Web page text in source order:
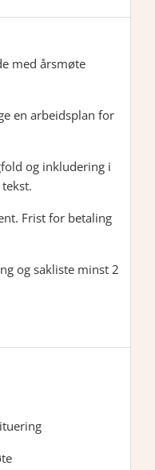
med årsmøte
en arbeidsplan for
og inkludering i
Frist for betaling
og sakliste minst 2